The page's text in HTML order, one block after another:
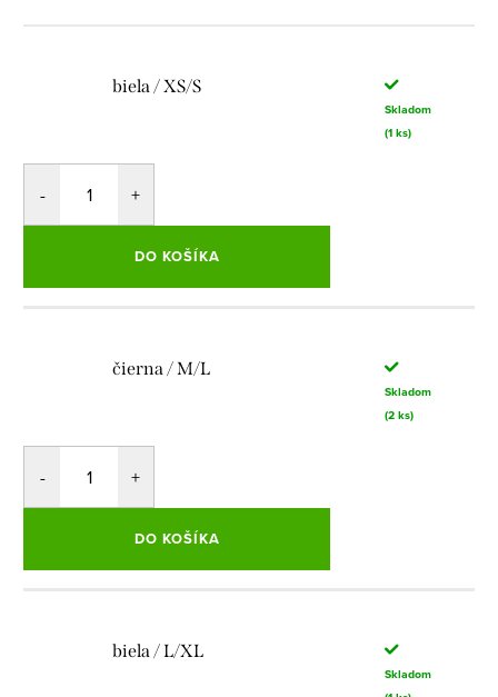
biela / XS/S
Skladom
(1 ks)
DO KOŠÍKA
čierna / M/L
Skladom
(2 ks)
DO KOŠÍKA
biela / L/XL
Skladom